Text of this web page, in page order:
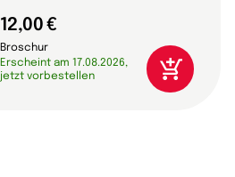
12,00 €
Broschur
Erscheint am 17.08.2026,
jetzt vorbestellen